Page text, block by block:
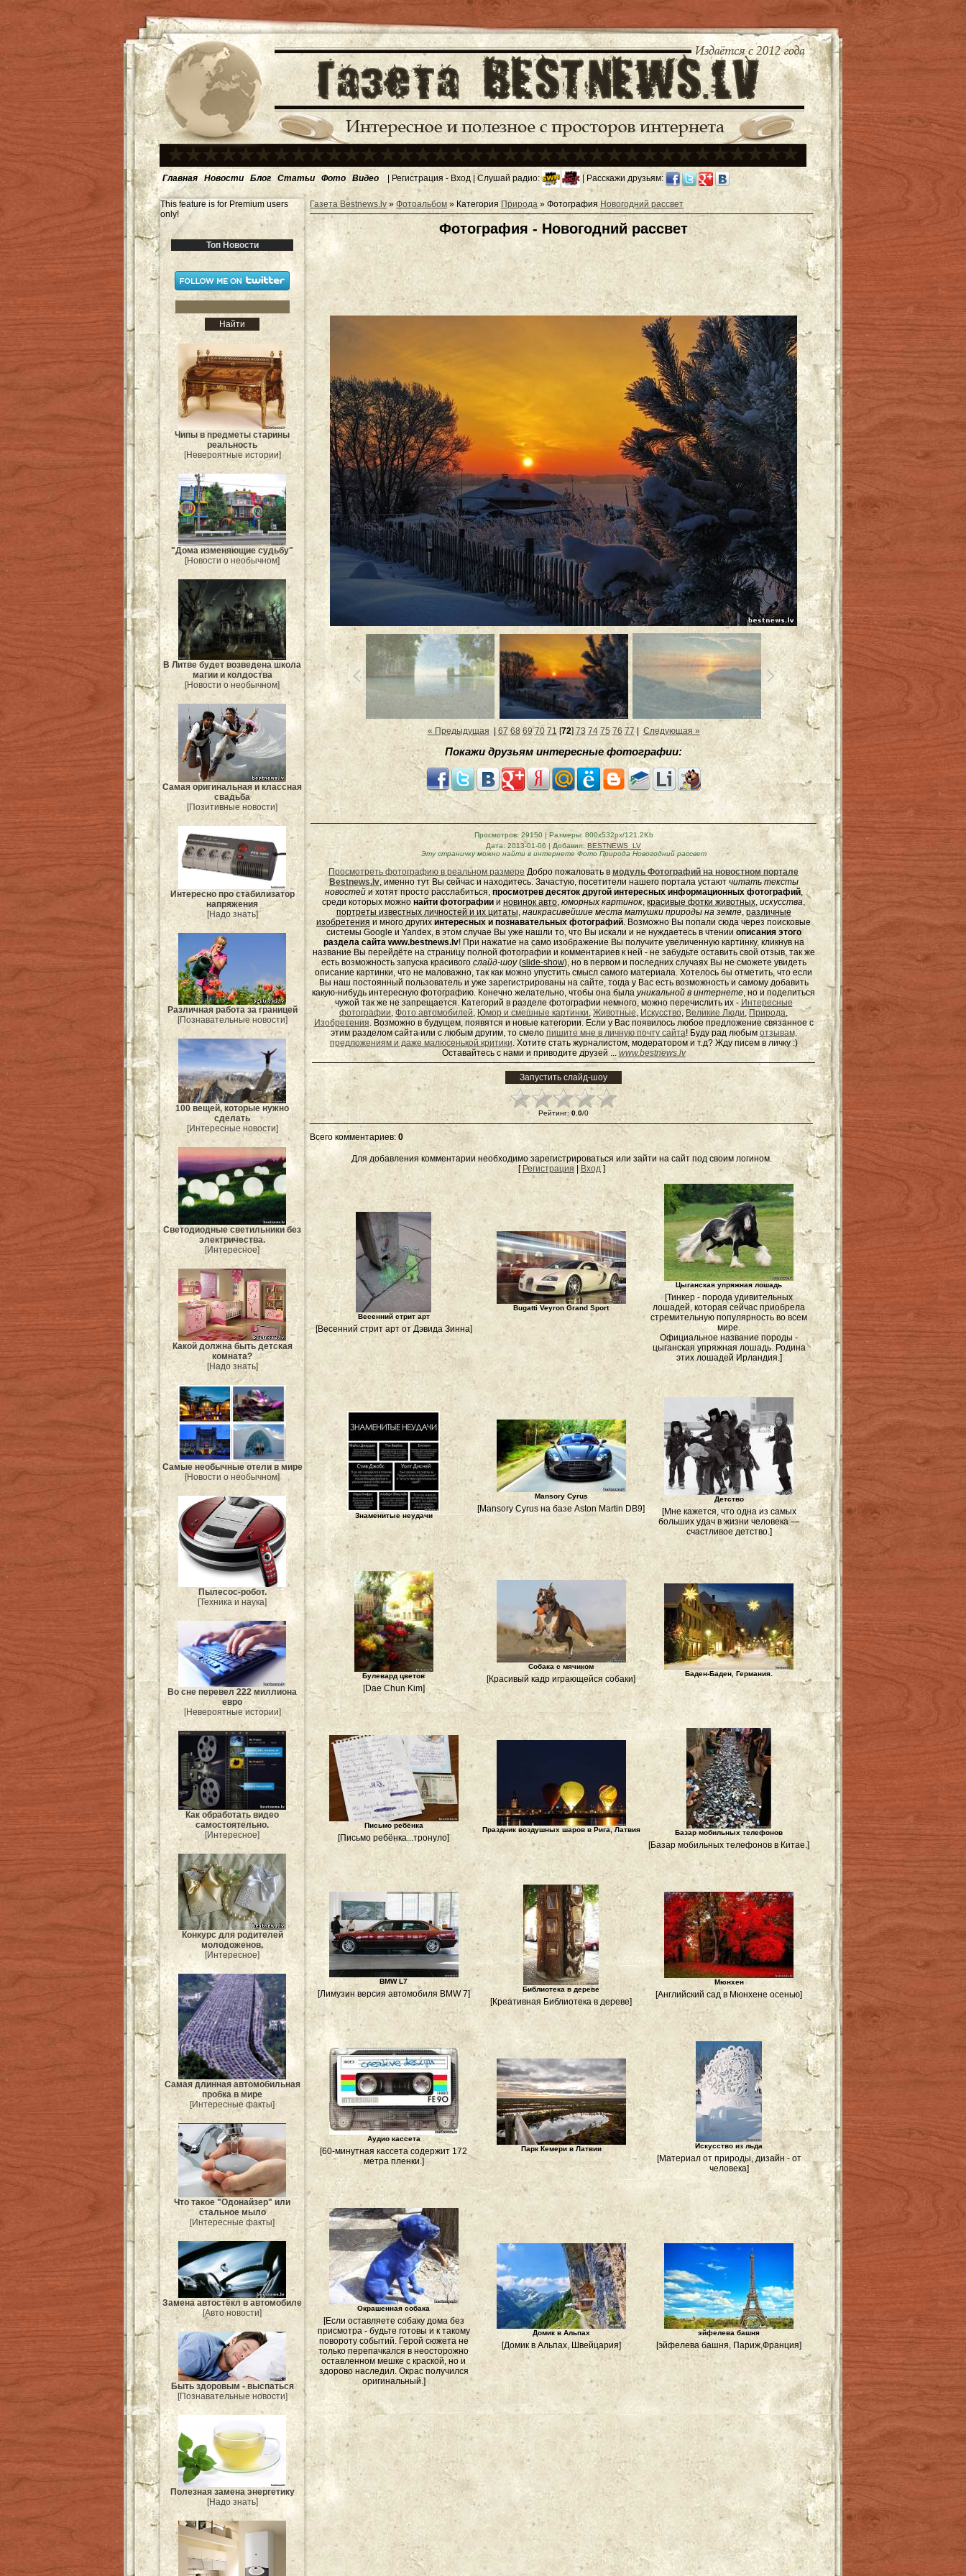
Главная Новости Блог Статьи Фото Видео | Регистрация - Вход | Слушай радио: | Расскажи друзьям:
This feature is for Premium users
only!
Топ Новости
Чипы в предметы старины
реальность
[Невероятные истории]
"Дома изменяющие судьбу"
[Новости о необычном]
В Литве будет возведена школа
магии и колдоства
[Новости о необычном]
Самая оригинальная и классная
свадьба
[Позитивные новости]
Интересно про стабилизатор
напряжения
[Надо знать]
Различная работа за границей
[Познавательные новости]
100 вещей, которые нужно
сделать
[Интересные новости]
Светодиодные светильники без
электричества.
[Интересное]
Какой должна быть детская
комната?
[Надо знать]
Самые необычные отели в мире
[Новости о необычном]
Пылесос-робот.
[Техника и наука]
Во сне перевел 222 миллиона
евро
[Невероятные истории]
Как обработать видео
самостоятельно.
[Интересное]
Конкурс для родителей
молодоженов.
[Интересное]
Самая длинная автомобильная
пробка в мире
[Интересные факты]
Что такое "Одонайзер" или
стальное мыло
[Интересные факты]
Замена автостёкл в автомобиле
[Авто новости]
Быть здоровым - выспаться
[Познавательные новости]
Полезная замена энергетику
[Надо знать]
Газета Bestnews.lv» Фотоальбом » Категория Природа » Фотография Новогодний рассвет
Фотография - Новогодний рассвет
« Предыдущая |67 68 69 70 71 [72] 73 74 75 76 77 Следующая »
Покажи друзьям интересные фотографии:
Просмотров: 29150 | Размеры: 800x532px/121.2Kb
Дата: 2013-01-06 | Добавил: BESTNEWS_LV
Эту страничку можно найти в интернете Фото Природа Новогодний рассвет
Просмотреть фотографию в реальном размере Добро пожаловать в модуль Фотографий на новостном портале
Bestnews.lv, именно тут Вы сейчас и находитесь. Зачастую, посетители нашего портала устают читать тексты
новостейи хотят просто расслабиться, просмотрев десяток другой интересных информационных фотографий,
среди которых можно найти фотографии и новинок авто, юморныхкартинок, красивые фотки животных, искусства,
портреты известных личностей и их цитаты, наикрасивейшие места матушки природы на земле,различные
изобретения и много других интересных и познавательных фотографий. Возможно Вы попали сюда через поисковые
системы Google и Yandex, в этом случае Вы уже нашли то, что Вы искали и не нуждаетесь в чтении описания этого
раздела сайта www.bestnews.lv! При нажатие на само изображение Вы получите увеличенную картинку, кликнув на
название Вы перейдёте на страницу полной фотографии и комментариев к ней - не забудьте оставить свой отзыв, так же
есть возможность запуска красивого слайд-шоу(slide-show), но в первом и последних случаях Вы не сможете увидеть
описание картинки, что не маловажно, так как можно упустить смысл самого материала. Хотелось бы отметить, что если
Вы наш постоянный пользователь и уже зарегистрированы на сайте, тогда у Вас есть возможность и самому добавить
какую-нибудь интересную фотографию. Конечно желательно, чтобы она была уникальной в интернете, но и поделиться
чужой так же не запрещается. Категорий в разделе фотографии немного, можно перечислить их - Интересные
фотографии, Фото автомобилей, Юмор и смешные картинки, Животные, Искусство,Великие Люди, Природа,
Изобретения. Возможно в будущем, появятся и новые категории. Если у Вас появилось любое предложение связанное с
этим разделом сайта или с любым другим, то смело пишите мне в личную почту сайта! Буду рад любым отзывам,
предложениям и даже малюсенькой критики. Хотите стать журналистом, модератором и т.д? Жду писем в личку:)
Оставайтесь с нами и приводите друзей ... www.bestnews.lv
Рейтинг: 0.0/0
Всего комментариев: 0
Для добавления комментарии необходимо зарегистрироваться или зайти на сайт под своим логином.
[ Регистрация Вход]
Весенний стрит арт
[Весенний стрит арт от Дэвида Зинна]
Bugatti Veyron Grand Sport
Цыганская упряжная лошадь
[Тинкер - порода удивительных
лошадей, которая сейчас приобрела
стремительную популярность во всем
мире.
Официальное название породы -
цыганская упряжная лошадь. Родина
этих лошадей Ирландия.]
Знаменитые неудачи
Mansory Cyrus
[Mansory Cyrus на базе Aston Martin DB9]
Детство
[Мне кажется, что одна из самых
больших удач в жизни человека —
счастливое детство.]
Булевард цветов
[Dae Chun Kim]
Собака с мячиком
[Красивый кадр играющейся собаки]
Баден-Баден, Германия.
Письмо ребёнка
[Письмо ребёнка...тронуло]
Праздник воздушных шаров в Рига, Латвия Базар мобильных телефонов
[Базар мобильных телефонов в Китае.]
BMW L7
[Лимузин версия автомобиля BMW 7] Библиотека в дереве
[Креативная Библиотека в дереве]
Мюнхен
[Английский сад в Мюнхене осенью]
Аудио кассета
[60-минутная кассета содержит 172
метра пленки.]
Парк Кемери в Латвии Искусство из льда
[Материал от природы, дизайн - от
человека]
Окрашенная собака
[Если оставляете собаку дома без
присмотра - будьте готовы и к такому
повороту событий. Герой сюжета не
только перепачкался в неосторожно
оставленном мешке с краской, но и
здорово наследил. Окрас получился
оригинальный.]
Домик в Альпах
[Домик в Альпах, Швейцария]
эйфелева башня
[эйфелева башня, Париж,Франция]